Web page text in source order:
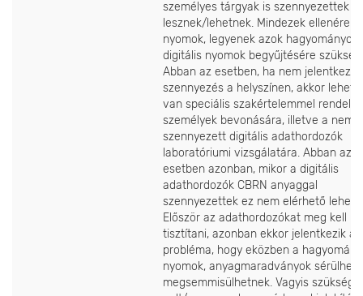
személyes tárgyak is szennyezettek
lesznek/lehetnek. Mindezek ellenére
nyomok, legyenek azok hagyományos
digitális nyomok begyűjtésére
Abban az esetben, ha nem jelentkezik
szennyezés a helyszínen, akkor
van speciális szakértelemmel
személyek bevonására, illetve a nem
szennyezett digitális adathordozók
laboratóriumi vizsgálatára. Abban az
esetben azonban, mikor a digitális
adathordozók CBRN anyaggal
szennyezettek ez nem elérhető
Először az adathordozókat meg kell
tisztítani, azonban ekkor jelentkezik
probléma, hogy eközben a
nyomok, anyagmaradványok
megsemmisülhetnek. Vagyis szükség